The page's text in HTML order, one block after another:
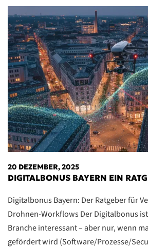
20 DEZEMBER, 2025
DIGITALBONUS BAYERN EIN
Digitalbonus Bayern: Der Ratgeber für
Drohnen-Workflows Der Digitalbonus
Branche interessant – aber nur, wenn
gefördert wird (Software/Prozesse/